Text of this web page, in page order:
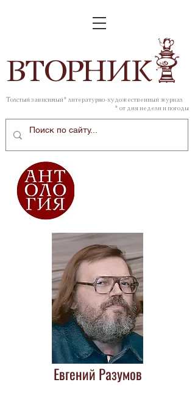
ВТОРНИК
Толстый зависимый* литературно-художественный журнал
* от дня недели и погоды
Евгений Разумов